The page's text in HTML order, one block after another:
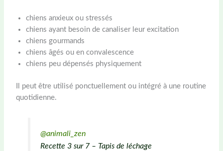
chiens anxieux ou stressés
chiens ayant besoin de canaliser leur excitation
chiens gourmands
chiens âgés ou en convalescence
chiens peu dépensés physiquement
Il peut être utilisé ponctuellement ou intégré à une routine
quotidienne.
@animali_zen
Recette 3 sur 7 – Tapis de léchage